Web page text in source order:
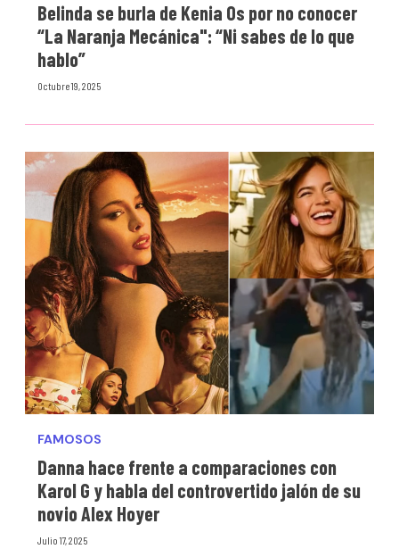
Belinda se burla de Kenia Os por no conocer
“La Naranja Mecánica": “Ni sabes de lo que
hablo”
Octubre 19, 2025
FAMOSOS
Danna hace frente a comparaciones con
Karol G y habla del controvertido jalón de su
novio Alex Hoyer
Julio 17, 2025